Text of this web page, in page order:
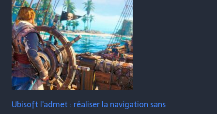
Ubisoft l'admet : réaliser la navigation sans